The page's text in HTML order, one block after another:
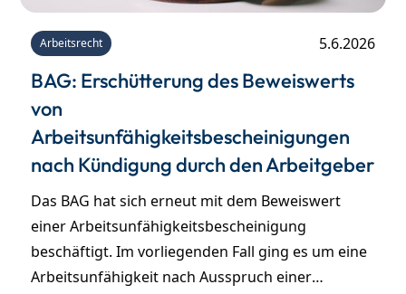
Arbeitsrecht 5.6.2026
BAG: Erschütterung des Beweiswerts
von
Arbeitsunfähigkeitsbescheinigungen
nach Kündigung durch den Arbeitgeber
Das BAG hat sich erneut mit dem Beweiswert
einer Arbeitsunfähigkeitsbescheinigung
beschäftigt. Im vorliegenden Fall ging es um eine
Arbeitsunfähigkeit nach Ausspruch einer